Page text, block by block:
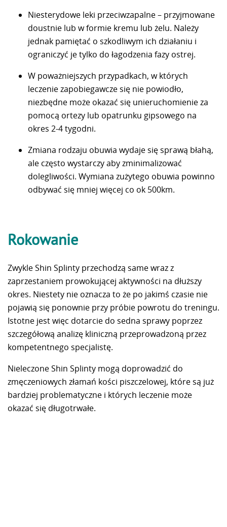
Niesterydowe leki przeciwzapalne – przyjmowane
doustnie lub w formie kremu lub żelu. Należy
jednak pamiętać o szkodliwym ich działaniu i
ograniczyć je tylko do łagodzenia fazy ostrej.
W poważniejszych przypadkach, w których
leczenie zapobiegawcze się nie powiodło,
niezbędne może okazać się unieruchomienie za
pomocą ortezy lub opatrunku gipsowego na
okres 2-4 tygodni.
Zmiana rodzaju obuwia wydaje się sprawą błahą,
ale często wystarczy aby zminimalizować
dolegliwości. Wymiana zużytego obuwia powinno
odbywać się mniej więcej co ok 500km.
Rokowanie
Zwykle Shin Splinty przechodzą same wraz z
zaprzestaniem prowokującej aktywności na dłuższy
okres. Niestety nie oznacza to że po jakimś czasie nie
pojawią się ponownie przy próbie powrotu do treningu.
Istotne jest więc dotarcie do sedna sprawy poprzez
szczegółową analizę kliniczną przeprowadzoną przez
kompetentnego specjalistę.
Nieleczone Shin Splinty mogą doprowadzić do
zmęczeniowych złamań kości piszczelowej, które są już
bardziej problematyczne i których leczenie może
okazać się długotrwałe.